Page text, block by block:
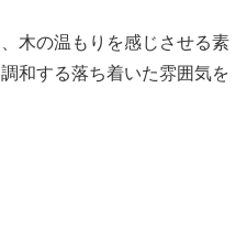
木の温もりを感じさせる素
和する落ち着いた雰囲気を